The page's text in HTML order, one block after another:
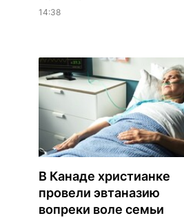
14:38
В Канаде христианке
провели эвтаназию
вопреки воле семьи